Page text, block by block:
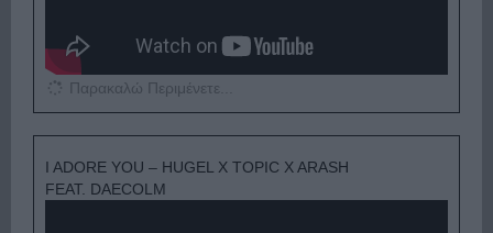
Παρακαλώ Περιμένετε...
I ADORE YOU – HUGEL X TOPIC X ARASH
FEAT. DAECOLM